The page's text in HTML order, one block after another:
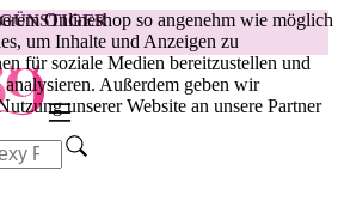
Onlineshop so angenehm wie möglich
um Inhalte und Anzeigen zu
für soziale Medien bereitzustellen und
Außerdem geben wir
unserer Website an unsere Partner